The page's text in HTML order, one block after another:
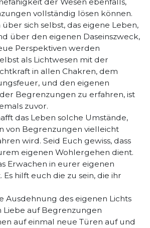
vollständig lösen können.
über sich selbst, das eigene Leben,
über den eigenen Daseinszweck,
Perspektiven werden
als Lichtwesen mit der
in allen Chakren, dem
und den eigenen
der Begrenzungen zu erfahren, ist
zuvor.
das Leben solche Umstände,
von Begrenzungen vielleicht
wird. Seid Euch gewiss, dass
eigenen Wohlergehen dient.
Erwachen in eurer eigenen
hilft euch die zu sein, die ihr
Ausdehnung des eigenen Lichts
Liebe auf Begrenzungen
auf einmal neue Türen auf und